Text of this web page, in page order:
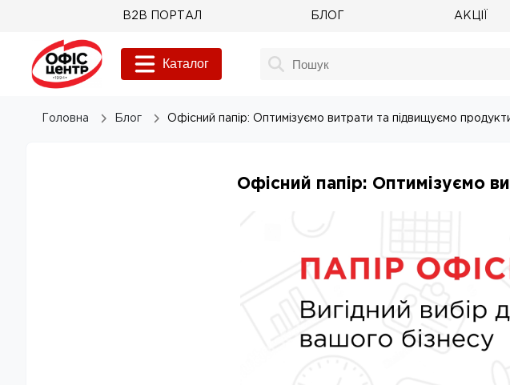
B2B ПОРТАЛ БЛОГ АКЦІЇ
Каталог
Головна Блог Офісний папір: Оптимізуємо витрати та підвищуємо
Офісний папір: Оптимізуємо